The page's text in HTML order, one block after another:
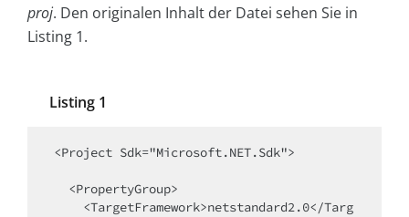
proj. Den originalen Inhalt der Datei sehen Sie in
Listing 1.
Listing 1
<Project Sdk="Microsoft.NET.Sdk">